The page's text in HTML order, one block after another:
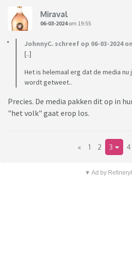
Miraval
06-03-2024om 19:55
JohnnyC. schreef op 06-03-2024
[..]
Het is helemaal erg dat de media
wordt getweet..
Precies. De media pakken dit op in
"het volk" gaat erop los.
« 1 2 3 4
▼ Ad by